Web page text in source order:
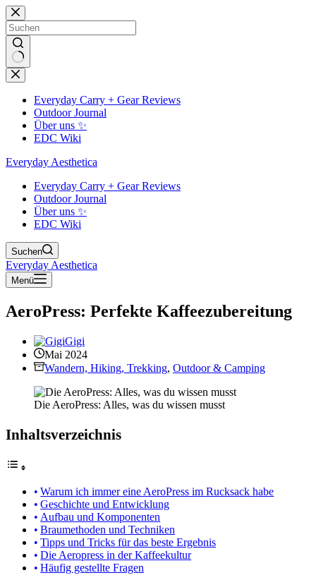
Zum
Inhalt
springen
Keine
Ergebnisse
Everyday Carry + Gear Reviews
Outdoor Journal
Über uns ✨
EDC Wiki
Everyday Aesthetica
Everyday Carry + Gear Reviews
Outdoor Journal
Über uns ✨
EDC Wiki
Suchen
Everyday Aesthetica
Menü
AeroPress: Perfekte Kaffeezubereitung
Gigi
Mai 2024
Wandern, Hiking, Trekking, Outdoor & Camping
Die AeroPress: Alles, was du wissen musst
Inhaltsverzeichnis
Warum ich immer eine AeroPress im Rucksack habe
Geschichte und Entwicklung
Aufbau und Komponenten
Braumethoden und Techniken
Tipps und Tricks für das beste Ergebnis
Die Aeropress in der Kaffeekultur
Häufig gestellte Fragen